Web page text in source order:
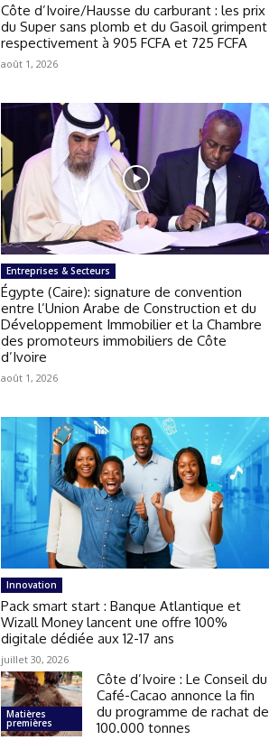
Côte d’Ivoire/Hausse du carburant : les prix
du Super sans plomb et du Gasoil grimpent
respectivement à 905 FCFA et 725 FCFA
août 1, 2026
Entreprises & Secteurs
Égypte (Caire): signature de convention
entre l’Union Arabe de Construction et du
Développement Immobilier et la Chambre
des promoteurs immobiliers de Côte
d’Ivoire
août 1, 2026
Innovation
Pack smart start : Banque Atlantique et
Wizall Money lancent une offre 100%
digitale dédiée aux 12-17 ans
juillet 30, 2026
Matières
premières
Côte d’Ivoire : Le Conseil du
Café-Cacao annonce la fin
du programme de rachat de
100.000 tonnes